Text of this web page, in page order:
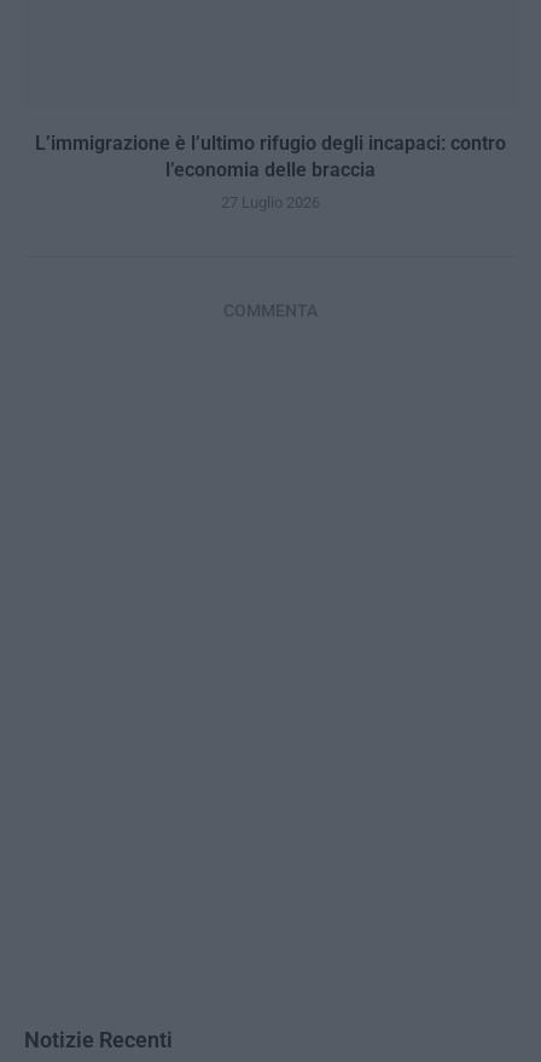
L’immigrazione è l’ultimo rifugio degli incapaci: contro
l’economia delle braccia
27 Luglio 2026
COMMENTA
Notizie Recenti